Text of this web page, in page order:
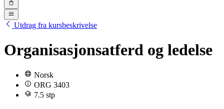
Utdrag fra kursbeskrivelse
Organisasjonsatferd og ledelse
Norsk
ORG 3403
7.5 stp